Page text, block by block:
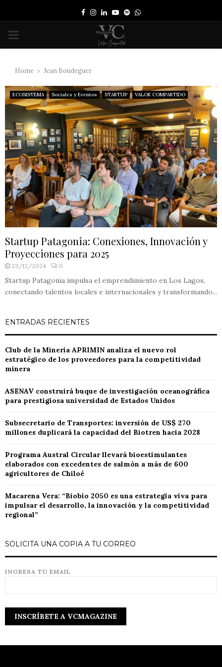
Facebook
Instagram
LinkedinYoutube
SpotifyWhatsapp
PRIMARY
Home Jean Boudeguer
ECOSISTEMA Sociales y Eventos STARTUP VALOR COMPARTIDO
Startup Patagonia: Conexiones, Innovación y
Proyecciones para 2025
23/12/2024 0
Startup Patagonia impulsa el emprendimiento en Los Lagos,
conectando talentos locales e internacionales y transformando...
ENTRADAS RECIENTES
Club de la Minería APRIMIN analiza el nuevo rol
estratégico de los proveedores para la competitividad
minera
ASENAV construirá buque de investigación oceanográfica
para prestigiosa universidad de Estados Unidos
Subsecretario de Transportes: inversión de US$ 270
millones duplicará la capacidad del Biotren hacia 2028
Programa Austral Circular llevará bioestimulantes
elaborados con excedentes de salmón a más de 600
agricultores de Chiloé
Macarena Vera: “Biobío 2050 es una estrategia viva para
impulsar el desarrollo, la innovación y la competitividad
regional”
SOLICITA UNA COPIA A TU CORREO
INGRESA TU EMAIL